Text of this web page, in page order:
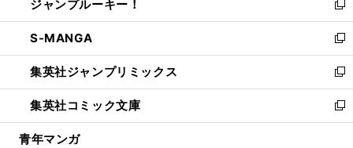
く
で
開
く
ド
ウ
で
開
く
ィ
ン
ド
ウ
で
開
く
い
ウ
ィ
ン
ド
ウ
で
開
ジャンプルーキー！
新
し
い
ウ
ィ
ン
ド
ウ
S-MANGA
新
し
い
ウ
ィ
ン
集英社ジャンプリミックス
新
し
い
ウ
集英社コミック文庫
新
し
青年マンガ